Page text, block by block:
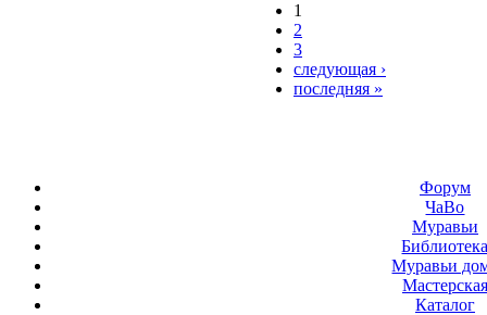
1
2
3
следующая ›
последняя »
Форум
ЧаВо
Муравьи
Муравьи
Мастерская
Каталог